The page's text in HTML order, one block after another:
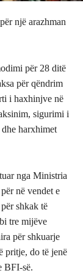
një arazhman
për 28 ditë
për qëndrim
i haxhinjve në
sigurimi i
harxhimet
nga Ministria
në vendet e
shkak të
tre mijëve
për shkuarje
pritje, do të jenë
BFI-së.